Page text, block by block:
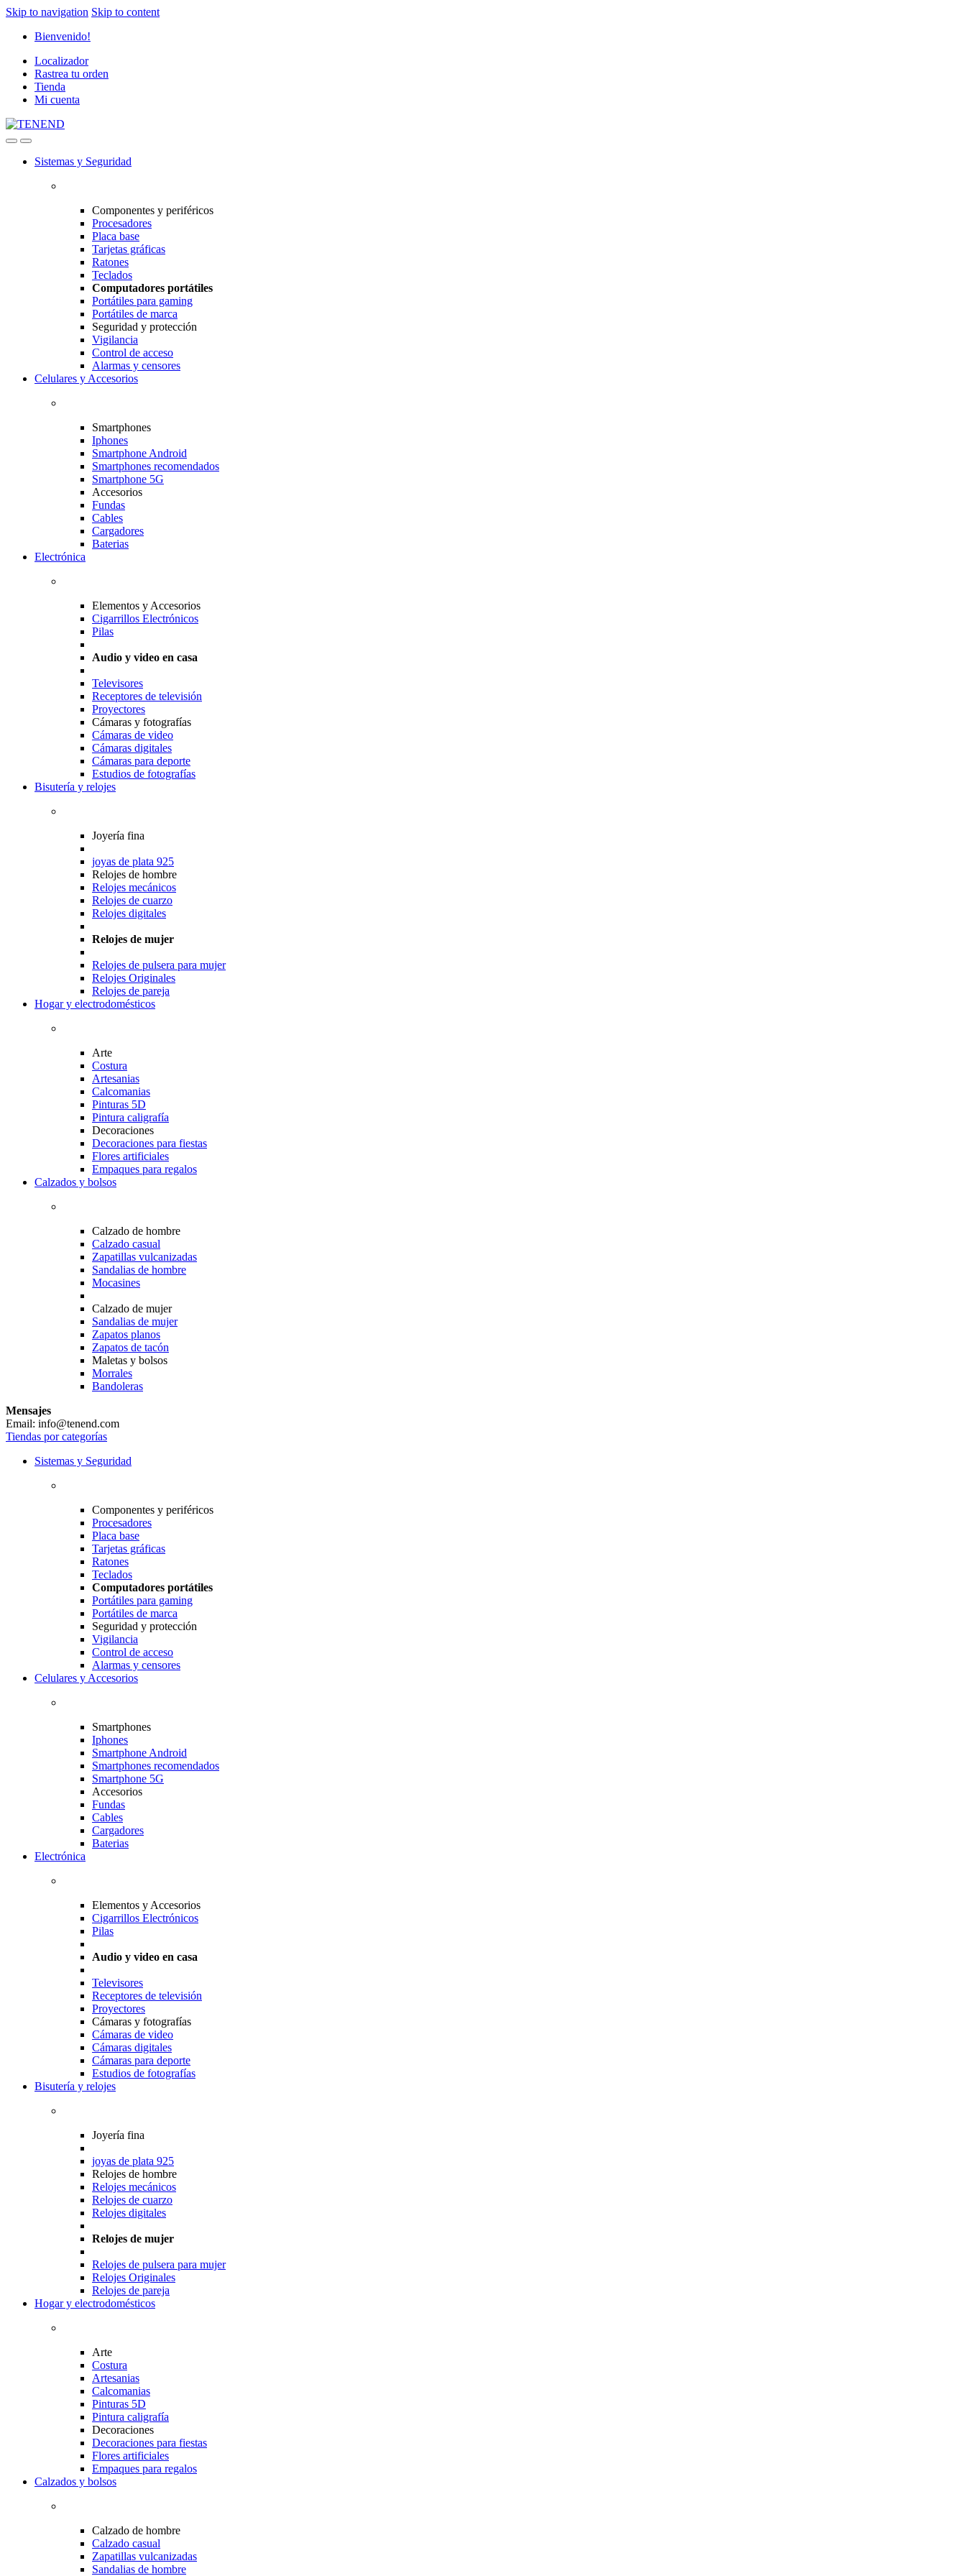
Skip to navigation Skip to content
Bienvenido!
Localizador
Rastrea tu orden
Tienda
Mi cuenta
Sistemas y Seguridad
Componentes y periféricos
Procesadores
Placa base
Tarjetas gráficas
Ratones
Teclados
Computadores portátiles
Portátiles para gaming
Portátiles de marca
Seguridad y protección
Vigilancia
Control de acceso
Alarmas y censores
Celulares y Accesorios
Smartphones
Iphones
Smartphone Android
Smartphones recomendados
Smartphone 5G
Accesorios
Fundas
Cables
Cargadores
Baterias
Electrónica
Elementos y Accesorios
Cigarrillos Electrónicos
Pilas
Audio y video en casa
Televisores
Receptores de televisión
Proyectores
Cámaras y fotografías
Cámaras de video
Cámaras digitales
Cámaras para deporte
Estudios de fotografías
Bisutería y relojes
Joyería fina
joyas de plata 925
Relojes de hombre
Relojes mecánicos
Relojes de cuarzo
Relojes digitales
Relojes de mujer
Relojes de pulsera para mujer
Relojes Originales
Relojes de pareja
Hogar y electrodomésticos
Arte
Costura
Artesanias
Calcomanias
Pinturas 5D
Pintura caligrafía
Decoraciones
Decoraciones para fiestas
Flores artificiales
Empaques para regalos
Calzados y bolsos
Calzado de hombre
Calzado casual
Zapatillas vulcanizadas
Sandalias de hombre
Mocasines
Calzado de mujer
Sandalias de mujer
Zapatos planos
Zapatos de tacón
Maletas y bolsos
Morrales
Bandoleras
Mensajes
Email: info@tenend.com
Tiendas por categorías
Sistemas y Seguridad
Componentes y periféricos
Procesadores
Placa base
Tarjetas gráficas
Ratones
Teclados
Computadores portátiles
Portátiles para gaming
Portátiles de marca
Seguridad y protección
Vigilancia
Control de acceso
Alarmas y censores
Celulares y Accesorios
Smartphones
Iphones
Smartphone Android
Smartphones recomendados
Smartphone 5G
Accesorios
Fundas
Cables
Cargadores
Baterias
Electrónica
Elementos y Accesorios
Cigarrillos Electrónicos
Pilas
Audio y video en casa
Televisores
Receptores de televisión
Proyectores
Cámaras y fotografías
Cámaras de video
Cámaras digitales
Cámaras para deporte
Estudios de fotografías
Bisutería y relojes
Joyería fina
joyas de plata 925
Relojes de hombre
Relojes mecánicos
Relojes de cuarzo
Relojes digitales
Relojes de mujer
Relojes de pulsera para mujer
Relojes Originales
Relojes de pareja
Hogar y electrodomésticos
Arte
Costura
Artesanias
Calcomanias
Pinturas 5D
Pintura caligrafía
Decoraciones
Decoraciones para fiestas
Flores artificiales
Empaques para regalos
Calzados y bolsos
Calzado de hombre
Calzado casual
Zapatillas vulcanizadas
Sandalias de hombre